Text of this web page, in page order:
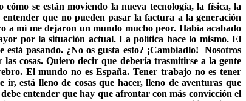
se están moviendo la nueva tecnología, la física, la
que no pueden pasar la factura a la generación
a mí me dejaron un mundo mucho peor. Había acabado
por la situación actual. La política hace lo mismo. El
pasando. ¿No os gusta esto? ¡Cambiadlo! Nosotros
cosas. Quiero decir que debería trasmitirse a la gente
El mundo no es España. Tener trabajo no es tener
está lleno de cosas que hacer, lleno de aventuras que
entender que hay que afrontar con más convicción el